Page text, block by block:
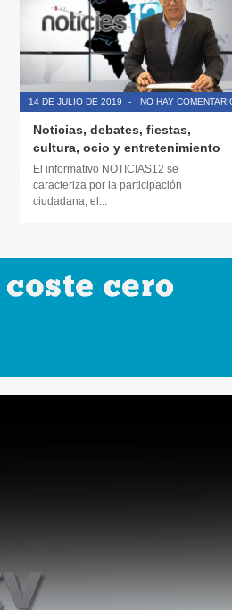
14 DE JULIO DE 2019 - NO HAY
Noticias, debates, fiestas,
cultura, ocio y entretenimiento
El informativo NOTICIAS12 se
caracteriza por la participación
ciudadana, el...